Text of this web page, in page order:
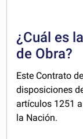
¿Cuál es
de Obra?
Este Contrato
disposiciones
artículos 1251
la Nación.